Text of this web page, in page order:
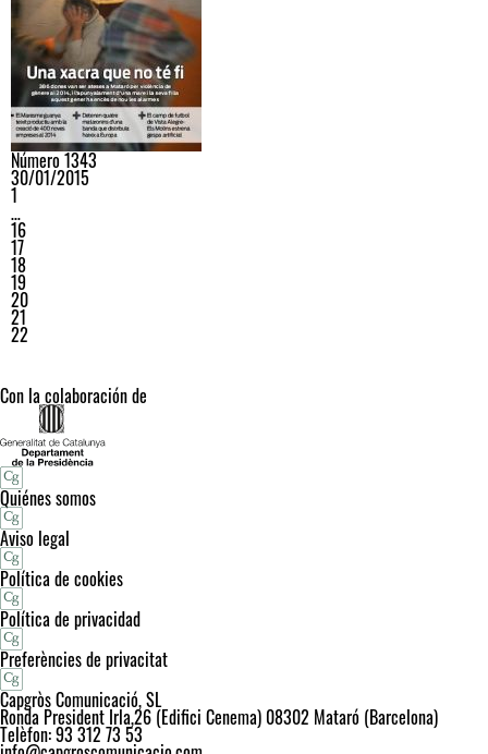
Número 1343
30/01/2015
1
…
16
17
18
19
20
21
22
Con la colaboración de
Quiénes somos
Aviso legal
Política de cookies
Política de privacidad
Preferències de privacitat
Capgròs Comunicació, SL
Ronda President Irla,26 (Edifici Cenema) 08302 Mataró (Barcelona)
Telèfon: 93 312 73 53